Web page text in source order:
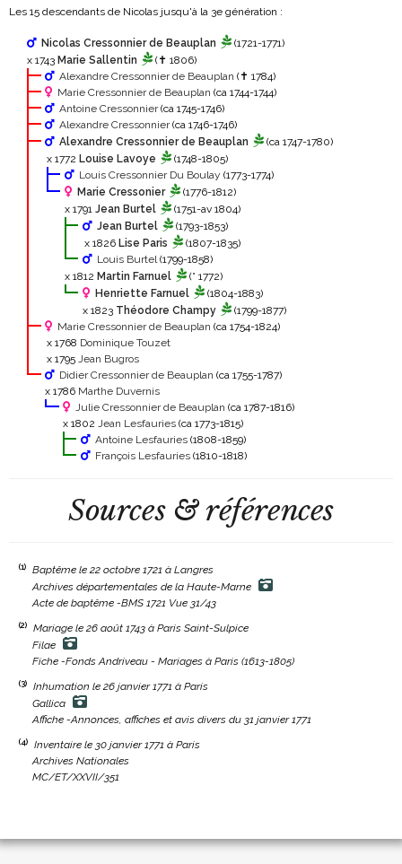
Les 15 descendants de Nicolas jusqu'à la 3e génération :
Nicolas Cressonnier de Beauplan
(1721-1771)
x 1743 Marie Sallentin
(✝ 1806)
Alexandre Cressonnier de Beauplan (✝ 1784)
Marie Cressonnier de Beauplan (ca 1744-1744)
Antoine Cressonnier(ca 1745-1746)
Alexandre Cressonnier(ca 1746-1746)
Alexandre Cressonnier de Beauplan
(ca 1747-1780)
x 1772 Louise Lavoye
(1748-1805)
Louis Cressonnier Du Boulay (1773-1774)
Marie Cressonier
(1776-1812)
x 1791 Jean Burtel
(1751-av 1804)
Jean Burtel
(1793-1853)
x 1826 Lise Paris
(1807-1835)
Louis Burtel(1799-1858)
x 1812 Martin Farnuel
(° 1772)
Henriette Farnuel
(1804-1883)
x 1823 Théodore Champy
(1799-1877)
Marie Cressonnier de Beauplan (ca 1754-1824)
x 1768 Dominique Touzet
x 1795 Jean Bugros
Didier Cressonnier de Beauplan (ca 1755-1787)
x 1786 Marthe Duvernis
Julie Cressonnier de Beauplan (ca 1787-1816)
x 1802 Jean Lesfauries (ca 1773-1815)
Antoine Lesfauries (1808-1859)
François Lesfauries (1810-1818)
Sources & références
(1)
Baptême le 22 octobre 1721 à Langres
Archives départementales de la Haute-Marne
Acte de baptême -BMS 1721 Vue 31/43
(2)
Mariage le 26 août 1743 à Paris Saint-Sulpice
Filae
Fiche -Fonds Andriveau - Mariages à Paris (1613-1805)
(3)
Inhumation le 26 janvier 1771 à Paris
Gallica
Affiche -Annonces, affiches et avis divers du 31 janvier 1771
(4)
Inventaire le 30 janvier 1771 à Paris
Archives Nationales
MC/ET/XXVII/351